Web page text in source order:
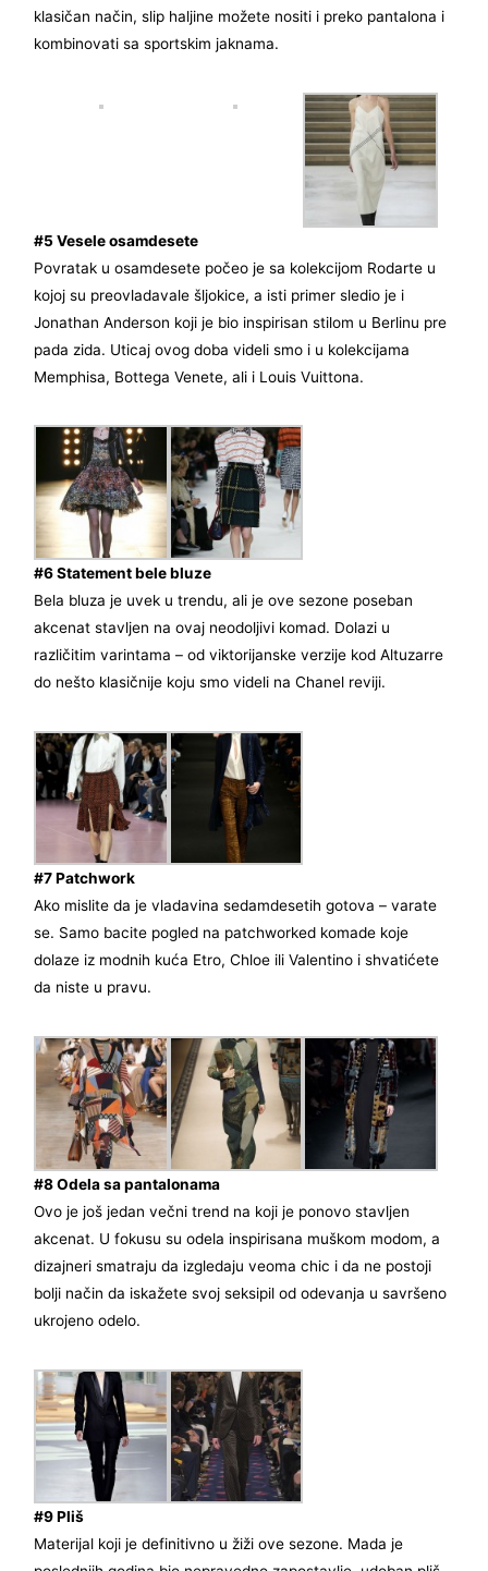
klasičan način, slip haljine možete nositi i preko pantalona i
kombinovati sa sportskim jaknama.
#5 Vesele osamdesete
Povratak u osamdesete počeo je sa kolekcijom Rodarte u
kojoj su preovladavale šljokice, a isti primer sledio je i
Jonathan Anderson koji je bio inspirisan stilom u Berlinu pre
pada zida. Uticaj ovog doba videli smo i u kolekcijama
Memphisa, Bottega Venete, ali i Louis Vuittona.
#6 Statement bele bluze
Bela bluza je uvek u trendu, ali je ove sezone poseban
akcenat stavljen na ovaj neodoljivi komad. Dolazi u
različitim varintama – od viktorijanske verzije kod Altuzarre
do nešto klasičnije koju smo videli na Chanel reviji.
#7 Patchwork
Ako mislite da je vladavina sedamdesetih gotova – varate
se. Samo bacite pogled na patchworked komade koje
dolaze iz modnih kuća Etro, Chloe ili Valentino i shvatićete
da niste u pravu.
#8 Odela sa pantalonama
Ovo je još jedan večni trend na koji je ponovo stavljen
akcenat. U fokusu su odela inspirisana muškom modom, a
dizajneri smatraju da izgledaju veoma chic i da ne postoji
bolji način da iskažete svoj seksipil od odevanja u savršeno
ukrojeno odelo.
#9 Pliš
Materijal koji je definitivno u žiži ove sezone. Mada je